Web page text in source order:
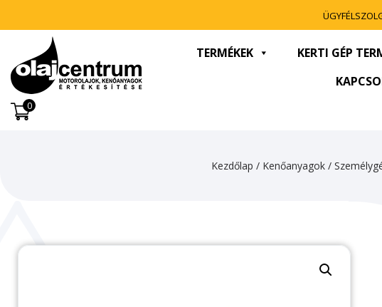
TERMÉKEK KERTI GÉP
0
Kezdőlap / Kenőanyagok /